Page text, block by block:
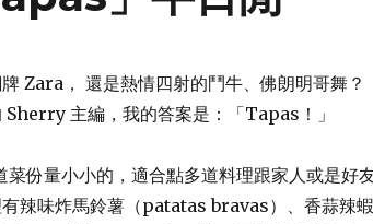
Zara， 還是熱情四射的鬥牛、佛朗明哥舞？
主編，我的答案是：「Tapas！」
份量小小的，適合點多道料理跟家人或是好
辣味炸馬鈴薯（patatas bravas）、香蒜辣蝦